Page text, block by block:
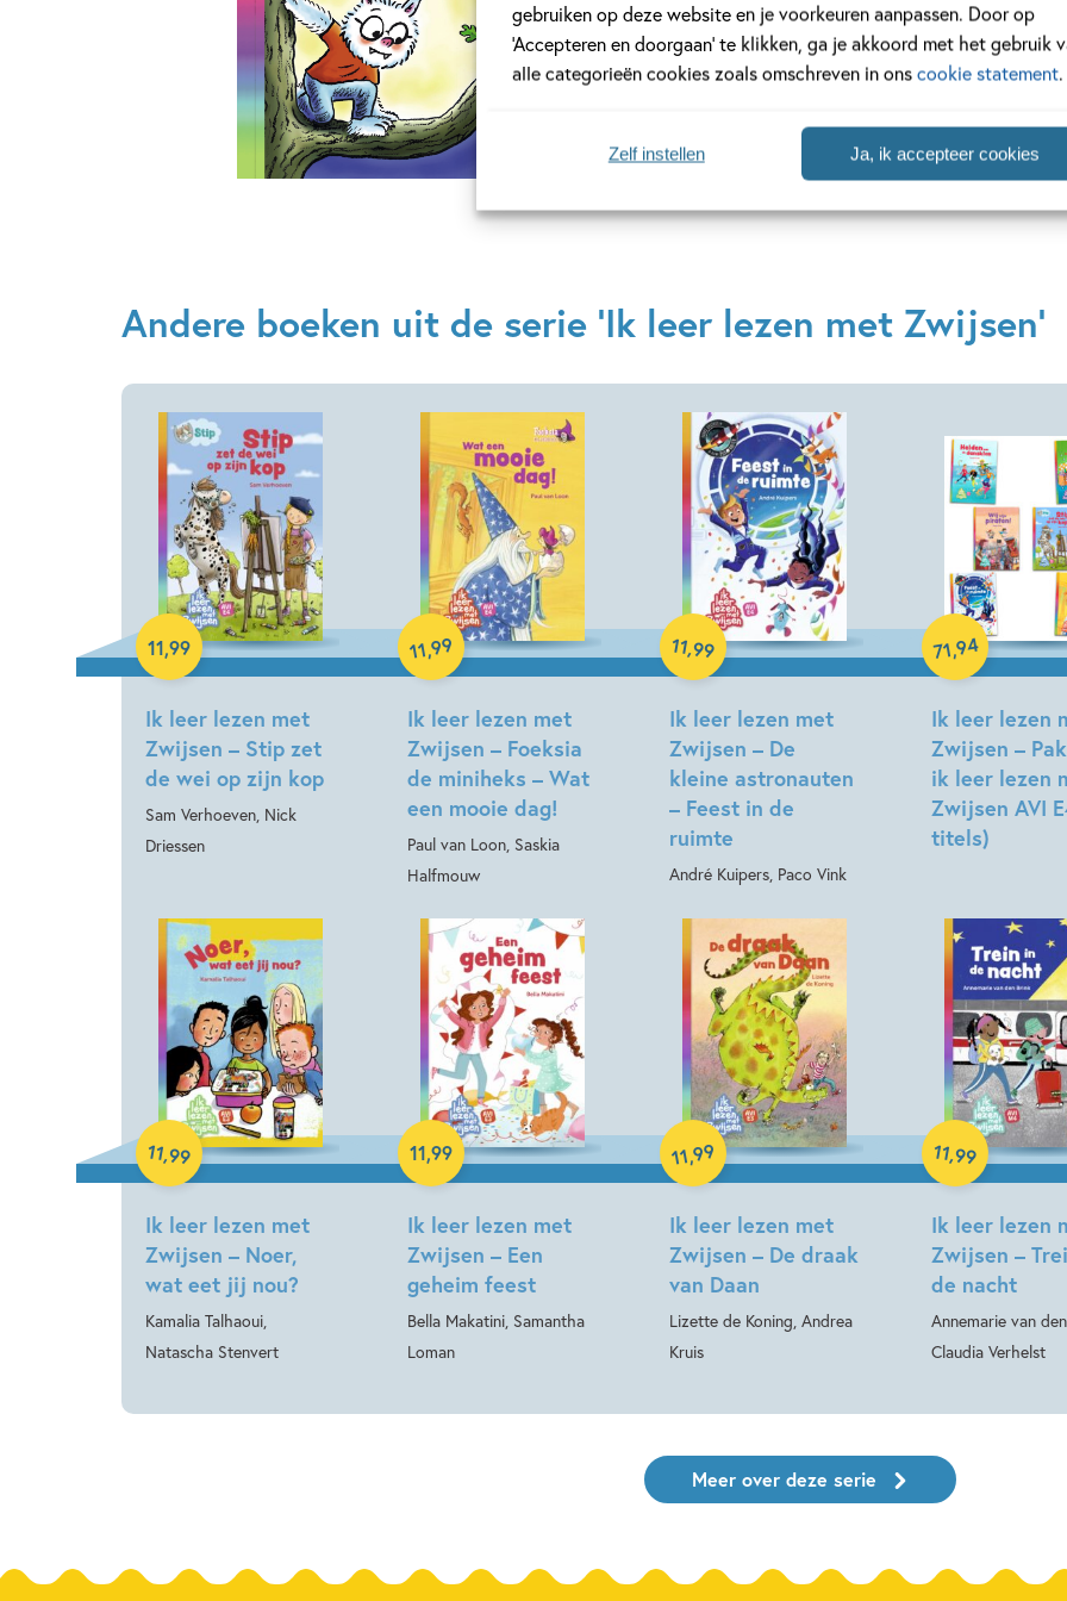
gebruiken op deze website en je voorkeuren aanpassen. Door op
‘Accepteren en doorgaan’ te klikken, ga je akkoord met het gebruik
alle categorieën cookies zoals omschreven in onscookie statement.
Ja, ik accepteer cookies
Zelf instellen
Lees verder
Andere boeken uit de serie 'Ik leer lezen met Zwijsen'
Ik leer lezen met
Zwijsen – Stip zet
de wei op zijn kop
Sam Verhoeven, Nick
Driessen
11,99
Hardcover
Ik leer lezen met
Zwijsen – Foeksia
de miniheks – Wat
een mooie dag!
Paul van Loon, Saskia
Halfmouw
11,99
Hardcover
Ik leer lezen met
Zwijsen – De
kleine astronauten
– Feest in de
ruimte
André Kuipers, Paco Vink
11,99
Hardcover
Ik leer lezen
Zwijsen –
ik leer lezen
Zwijsen AVI
titels)
71,94
Samengesteld
Ik leer lezen met
Zwijsen – Noer,
wat eet jij nou?
Kamalia Talhaoui,
Natascha Stenvert
11,99
Hardcover
Ik leer lezen met
Zwijsen – Een
geheim feest
Bella Makatini, Samantha
Loman
11,99
Hardcover
Ik leer lezen met
Zwijsen – De draak
van Daan
Lizette de Koning, Andrea
Kruis
11,99
Hardcover
Ik leer lezen
Zwijsen –
de nacht
Annemarie van
Claudia Verhelst
11,99
Hardcover
Meer over deze serie